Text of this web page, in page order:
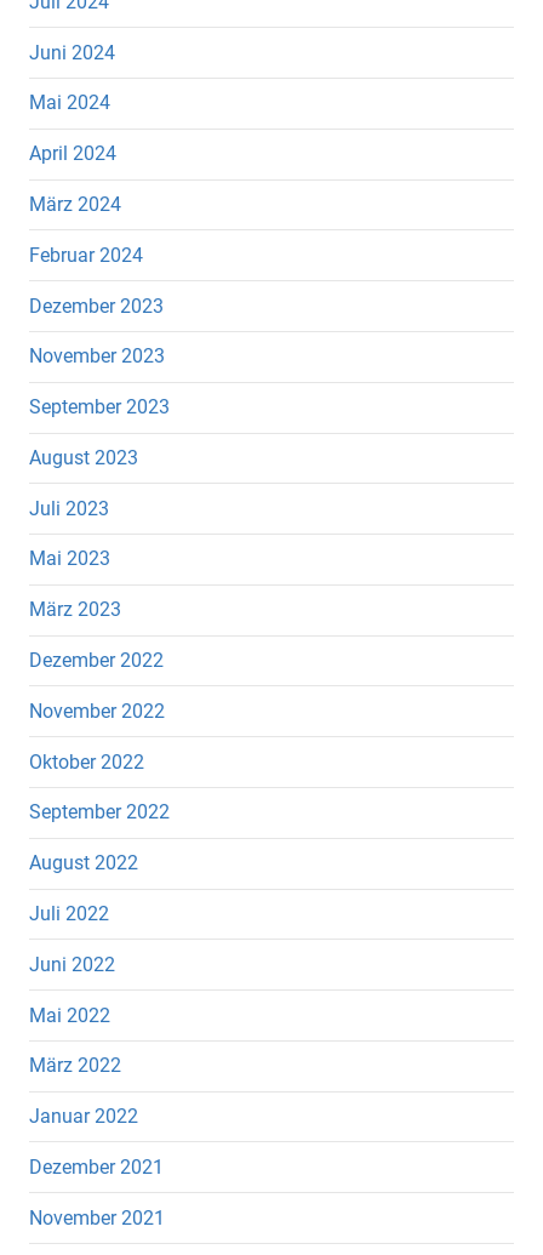
Juni 2024
Mai 2024
April 2024
März 2024
Februar 2024
Dezember 2023
November 2023
September 2023
August 2023
Juli 2023
Mai 2023
März 2023
Dezember 2022
November 2022
Oktober 2022
September 2022
August 2022
Juli 2022
Juni 2022
Mai 2022
März 2022
Januar 2022
Dezember 2021
November 2021